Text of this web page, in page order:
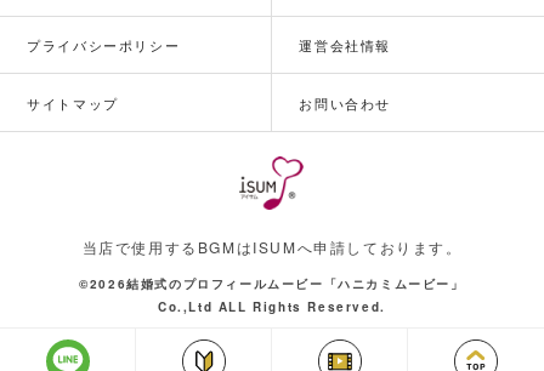
プライバシーポリシー 運営会社情報
サイトマップ お問い合わせ
当店で使用するBGMはISUMへ申請しております。
©2026結婚式のプロフィールムービー「ハニカミムービー」
Co.,Ltd ALL Rights Reserved.